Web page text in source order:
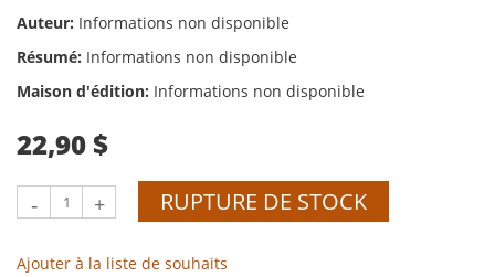
Auteur: Informations non disponible
Résumé: Informations non disponible
Maison d'édition: Informations non disponible
22,90 $
- + RUPTURE DE STOCK
Ajouter à la liste de souhaits